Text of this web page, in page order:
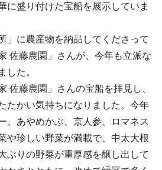
に盛り付けた宝船を展示していま
」に農産物を納品してくださって
佐藤農園」さんが、今年も立派な
した。
佐藤農園」さんの宝船を拝見し、
たかい気持ちになりました。今年
、あやめかぶ、京人参、ロマネス
や珍しい野菜が満載で、中太大根
ぶりの野菜が重厚感を醸し出して